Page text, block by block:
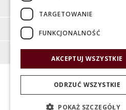
Moje
O
© Świat Łazienek XXI w.
Projekt graficzny KQSDesign:
TARGETOWANIE
FUNKCJONALNOŚĆ
AKCEPTUJ WSZYSTKIE
ODRZUĆ WSZYSTKIE
POKAŻ SZCZEGÓŁY